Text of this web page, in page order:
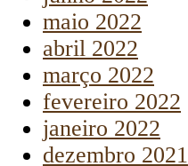
maio 2022
abril 2022
março 2022
fevereiro 2022
janeiro 2022
dezembro 2021